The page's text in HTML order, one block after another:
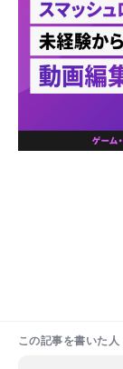
この記事を書いた人